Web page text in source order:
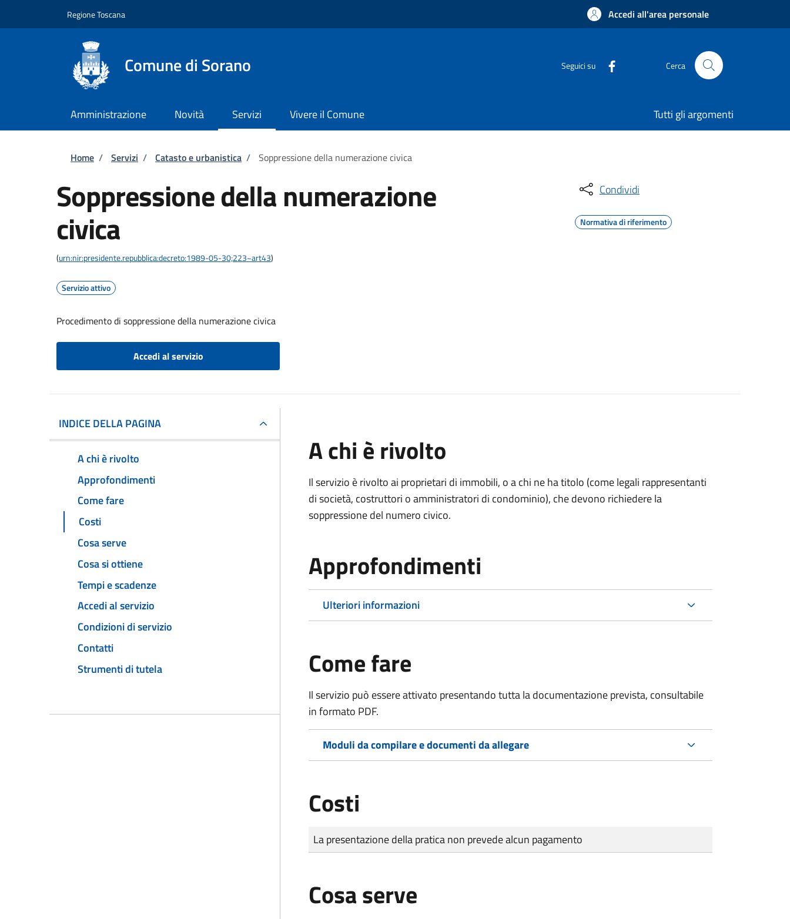
Regione Toscana Accedi all'area personale
Comune di Sorano Seguici su Cerca
Amministrazione Novità Servizi Vivere il Comune Tutti gli argomenti
Briciole di pane
Home / Servizi / Catasto e urbanistica / Soppressione della numerazione civica
Soppressione della numerazione
civica
(urn:nir:presidente.repubblica:decreto:1989-05-30;223~art43)
Servizio attivo
Procedimento di soppressione della numerazione civica
Accedi al servizio
Condividi
Normativa di riferimento
INDICE DELLA PAGINA
A chi è rivolto
Approfondimenti
Come fare
Costi
Cosa serve
Cosa si ottiene
Tempi e scadenze
Accedi al servizio
Condizioni di servizio
Contatti
Strumenti di tutela
A chi è rivolto
Il servizio è rivolto ai proprietari di immobili, o a chi ne ha titolo (come legali rappresentanti
di società, costruttori o amministratori di condominio), che devono richiedere la
soppressione del numero civico.
Approfondimenti
Ulteriori informazioni
Come fare
Il servizio può essere attivato presentando tutta la documentazione prevista, consultabile
in formato PDF.
Moduli da compilare e documenti da allegare
Costi
Tipo di pagamento
Importo
La presentazione della pratica non prevede alcun pagamento
Cosa serve